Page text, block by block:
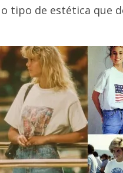
tipo de estética que